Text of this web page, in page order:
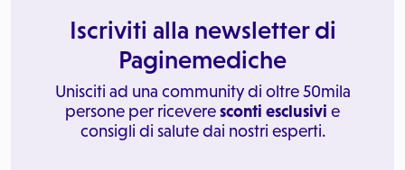
Iscriviti alla newsletter di
Paginemediche
Unisciti ad una community di oltre 50mila
persone per riceveresconti esclusivi e
consigli di salute dai nostri esperti.